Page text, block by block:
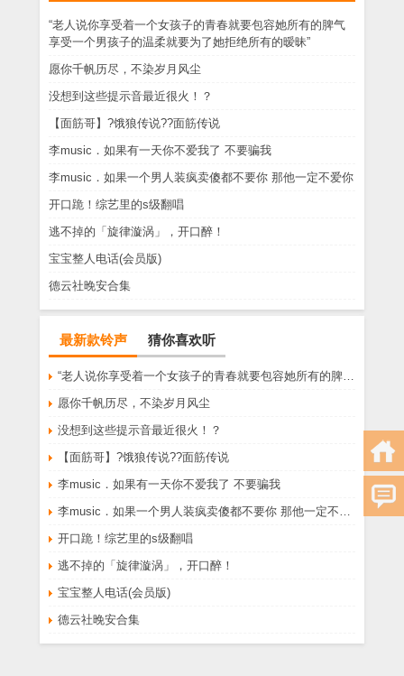
“老人说你享受着一个女孩子的青春就要包容她所有的脾气
享受一个男孩子的温柔就要为了她拒绝所有的暧昧”
愿你千帆历尽，不染岁月风尘
没想到这些提示音最近很火！？
【面筋哥】?饿狼传说??面筋传说
李music．如果有一天你不爱我了 不要骗我
李music．如果一个男人装疯卖傻都不要你 那他一定不爱你
开口跪！综艺里的s级翻唱
逃不掉的「旋律漩涡」，开口醉！
宝宝整人电话(会员版)
德云社晚安合集
最新款铃声 猜你喜欢听
愿你千帆历尽，不染岁月风尘
没想到这些提示音最近很火！？
【面筋哥】?饿狼传说??面筋传说
李music．如果有一天你不爱我了 不要骗我
开口跪！综艺里的s级翻唱
逃不掉的「旋律漩涡」，开口醉！
宝宝整人电话(会员版)
德云社晚安合集